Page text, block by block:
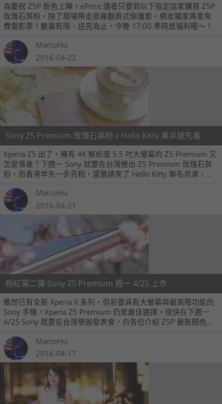
為慶祝 Z5P 新色上陣，ePrice 讀者只要到以下指定店家購買 Z5P
玫瑰石英粉，除了現場帶走原廠翻頁式保護套，網友獨家再拿免
費電影票！數量有限、送完為止，今晚 17:00 準時放福利喔～！
MarcoHu
2016-04-22
Sony Z5 Premium 玫瑰石英粉 x Hello Kitty 美呆搶先看
Xperia Z5 出了，擁有 4K 解析度 5.5 吋大螢幕的 Z5 Premium 又
怎麼落後？下週一 Sony 就要在台灣推出 Z5 Premium 玫瑰石英
粉，而香港早先一步亮相，還邀請來了 Hello Kitty 聯名共演，快
MarcoHu
2016-04-21
粉紅第二彈 Sony Z5 Premium 週一 4/25 上市
雖然已有全新 Xperia X 系列，但若要具有大螢幕與最高階功能的
Sony 手機，Xperia Z5 Premium 仍是最佳選擇。很快在下週一
4/25 Sony 就要在台灣舉辦發表會，向各位介紹 Z5P 最新顏色
而且還會有讓女孩尖叫的神祕好禮相贈。
MarcoHu
2016-04-17